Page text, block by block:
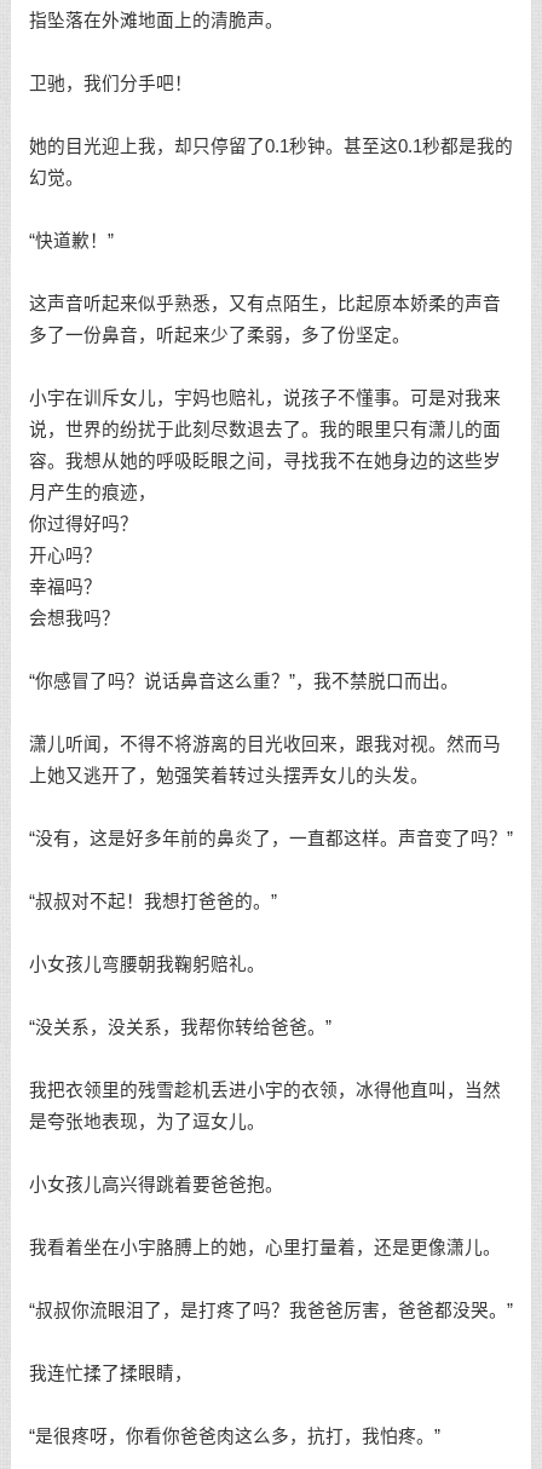
指坠落在外滩地面上的清脆声。
卫驰，我们分手吧！
她的目光迎上我，却只停留了0.1秒钟。甚至这0.1秒都是我的
幻觉。
“快道歉！”
这声音听起来似乎熟悉，又有点陌生，比起原本娇柔的声音
多了一份鼻音，听起来少了柔弱，多了份坚定。
小宇在训斥女儿，宇妈也赔礼，说孩子不懂事。可是对我来
说，世界的纷扰于此刻尽数退去了。我的眼里只有潇儿的面
容。我想从她的呼吸眨眼之间，寻找我不在她身边的这些岁
月产生的痕迹，
你过得好吗？
开心吗？
幸福吗？
会想我吗？
“你感冒了吗？说话鼻音这么重？”，我不禁脱口而出。
潇儿听闻，不得不将游离的目光收回来，跟我对视。然而马
上她又逃开了，勉强笑着转过头摆弄女儿的头发。
“没有，这是好多年前的鼻炎了，一直都这样。声音变了吗？”
“叔叔对不起！我想打爸爸的。”
小女孩儿弯腰朝我鞠躬赔礼。
“没关系，没关系，我帮你转给爸爸。”
我把衣领里的残雪趁机丢进小宇的衣领，冰得他直叫，当然
是夸张地表现，为了逗女儿。
小女孩儿高兴得跳着要爸爸抱。
我看着坐在小宇胳膊上的她，心里打量着，还是更像潇儿。
“叔叔你流眼泪了，是打疼了吗？我爸爸厉害，爸爸都没哭。”
我连忙揉了揉眼睛，
“是很疼呀，你看你爸爸肉这么多，抗打，我怕疼。”